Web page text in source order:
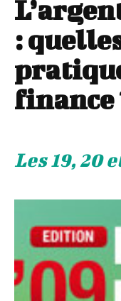
:
finance
Les 19, 20